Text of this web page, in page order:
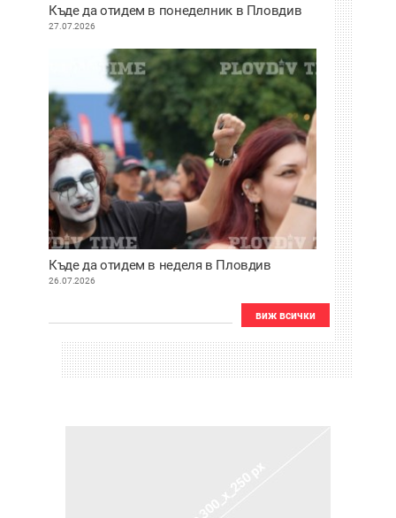
Къде да отидем в понеделник в Пловдив
27.07.2026
Къде да отидем в неделя в Пловдив
26.07.2026
виж всички